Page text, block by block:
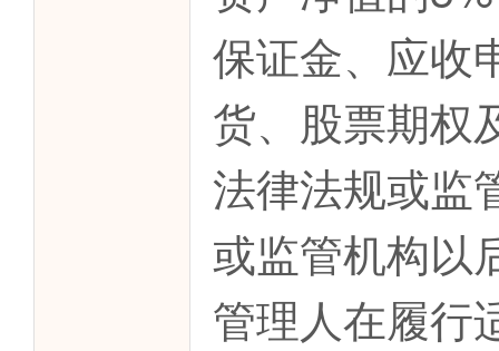
保证金、应收
货、股票期权
法律法规或监
或监管机构以
管理人在履行